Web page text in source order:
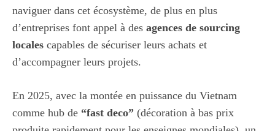
naviguer dans cet écosystème, de plus en plus
d’entreprises font appel à des agences de sourcing
locales capables de sécuriser leurs achats et
d’accompagner leurs projets.
En 2025, avec la montée en puissance du Vietnam
comme hub de “fast deco” (décoration à bas prix